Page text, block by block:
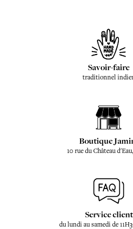
Savoir-faire
traditionnel
Boutique
10 rue du Château
Service client
du lundi au samedi de